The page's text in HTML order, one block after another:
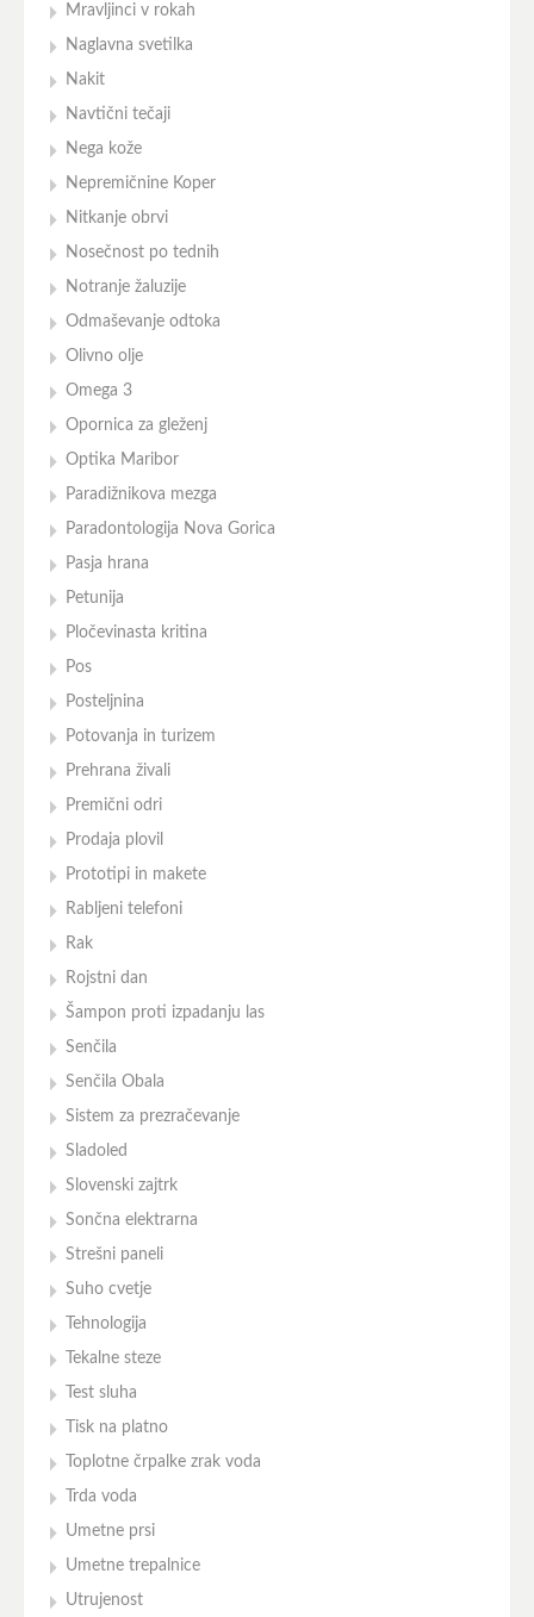
Mravljinci v rokah
Naglavna svetilka
Nakit
Navtični tečaji
Nega kože
Nepremičnine Koper
Nitkanje obrvi
Nosečnost po tednih
Notranje žaluzije
Odmaševanje odtoka
Olivno olje
Omega 3
Opornica za gleženj
Optika Maribor
Paradižnikova mezga
Paradontologija Nova Gorica
Pasja hrana
Petunija
Pločevinasta kritina
Pos
Posteljnina
Potovanja in turizem
Prehrana živali
Premični odri
Prodaja plovil
Prototipi in makete
Rabljeni telefoni
Rak
Rojstni dan
Šampon proti izpadanju las
Senčila
Senčila Obala
Sistem za prezračevanje
Sladoled
Slovenski zajtrk
Sončna elektrarna
Strešni paneli
Suho cvetje
Tehnologija
Tekalne steze
Test sluha
Tisk na platno
Toplotne črpalke zrak voda
Trda voda
Umetne prsi
Umetne trepalnice
Utrujenost